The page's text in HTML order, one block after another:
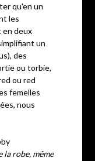
qu'en un
les
en deux
un
des
ou torbie,
ou red
femelles
nous
la robe, même